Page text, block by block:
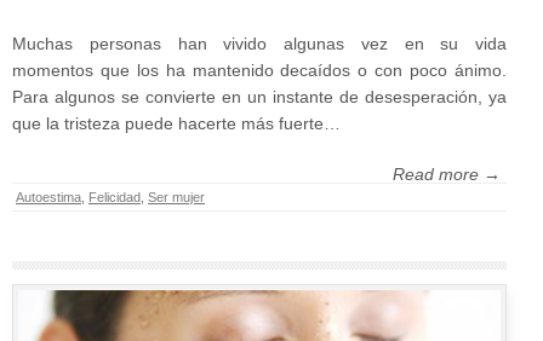
Muchas personas han vivido algunas vez en su vida
momentos que los ha mantenido decaídos o con poco ánimo.
Para algunos se convierte en un instante de desesperación, ya
que la tristeza puede hacerte más fuerte…
Read more →
Autoestima Felicidad Ser mujer